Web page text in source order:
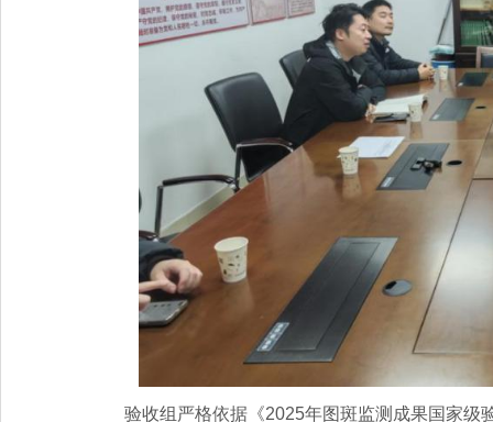
验收组严格依据《2025年图斑监测成果国家级